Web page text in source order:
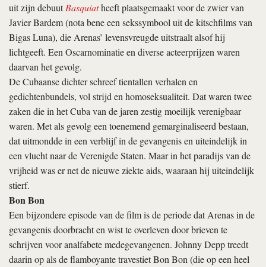
uit zijn debuutBasquiatheeft plaatsgemaakt voor de zwier van
Javier Bardem (nota bene een sekssymbool uit de kitschfilms van
Bigas Luna), die Arenas’ levensvreugde uitstraalt alsof hij
lichtgeeft. Een Oscarnominatie en diverse acteerprijzen waren
daarvan het gevolg.
De Cubaanse dichter schreef tientallen verhalen en
gedichtenbundels, vol strijd en homoseksualiteit. Dat waren twee
zaken die in het Cuba van de jaren zestig moeilijk verenigbaar
waren. Met als gevolg een toenemend gemarginaliseerd bestaan,
dat uitmondde in een verblijf in de gevangenis en uiteindelijk in
een vlucht naar de Verenigde Staten. Maar in het paradijs van de
vrijheid was er net de nieuwe ziekte aids, waaraan hij uiteindelijk
stierf.
Bon Bon
Een bijzondere episode van de film is de periode dat Arenas in de
gevangenis doorbracht en wist te overleven door brieven te
schrijven voor analfabete medegevangenen. Johnny Depp treedt
daarin op als de flamboyante travestiet Bon Bon (die op een heel